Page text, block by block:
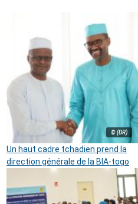
© (DR)
Un haut cadre tchadien prend la
direction générale de la BIA-togo